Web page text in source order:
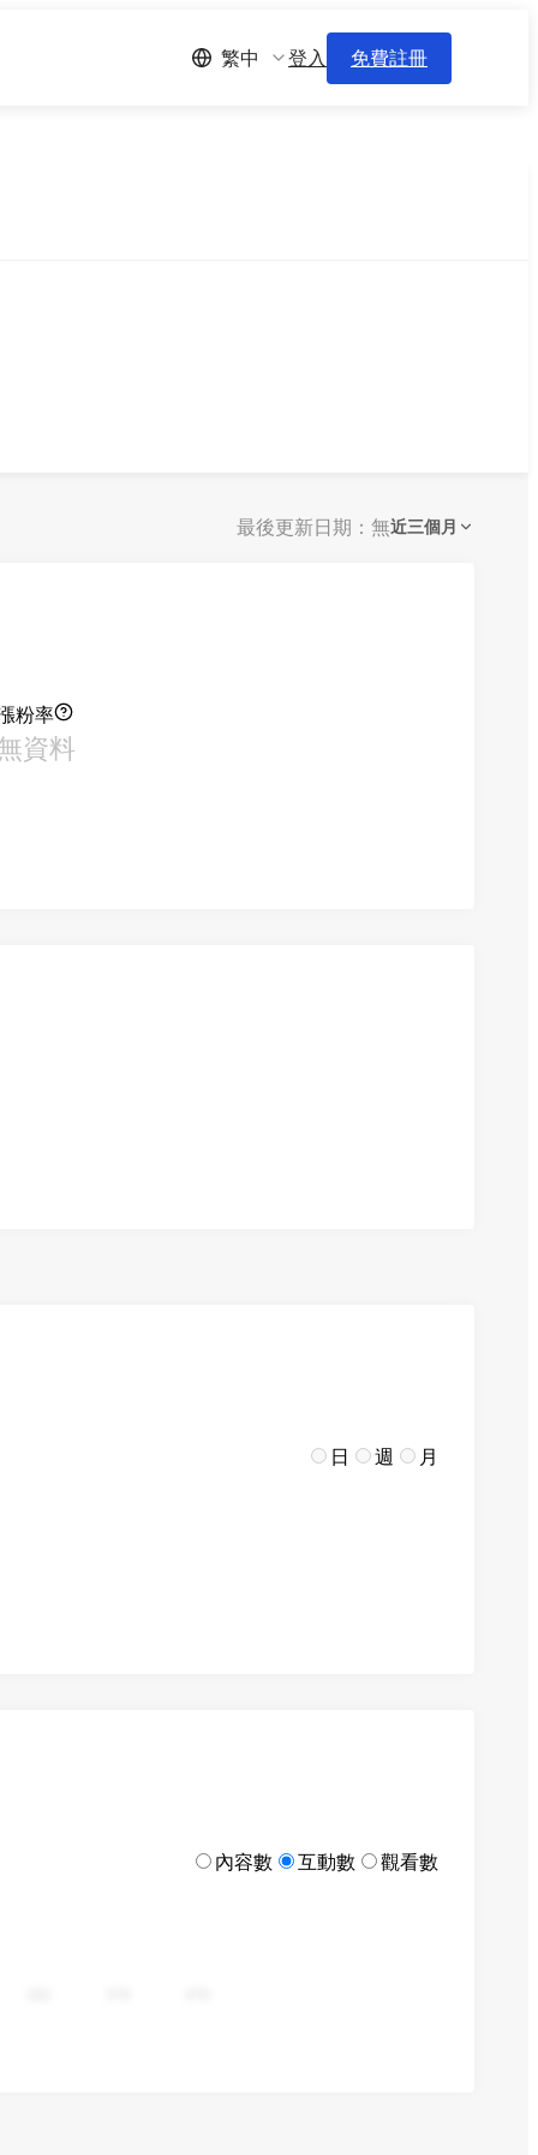
繁中 登入 免費註冊
最後更新日期：無近三個月
粉率
資料
日 週 月
內容數 互動數 觀看數